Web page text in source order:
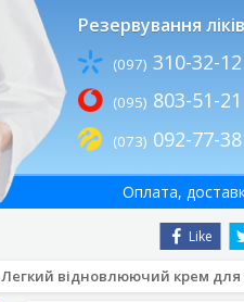
Резервування
(097) 310-32-12
(095) 803-51-21
(073) 092-77-38
Like
Оплата,
Легкий відновлюючий крем для